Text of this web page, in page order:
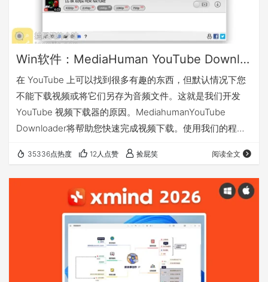
Win软件：MediaHuman YouTube Downloader 3.9.20(2504) - 视频下载工具（YouTube、Vimeo等）
在 YouTube 上可以找到很多有趣的东西，但默认情况下您
不能下载视频或将它们另存为音频文件。这就是我们开发
YouTube 视频下载器的原因。MediahumanYouTube
Downloader将帮助您快速完成视频下载。使用我们的程
道，并随时随地观看。该应用程序还有许多其他方便实用的
功能供您探索和享受。试一试，立即下载！ 我有话要说 下
35336点热度 12人点赞 捡屁笑 阅读全文